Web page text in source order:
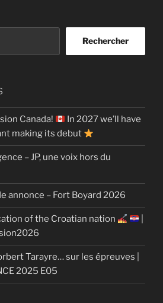
Rechercher
Canada!
In 2027 we’ll have
making its debut
– JP, une voix hors du
annonce – Fort Boyard 2026
of the Croatian nation
Tarayre… sur les épreuves |
2025 E05